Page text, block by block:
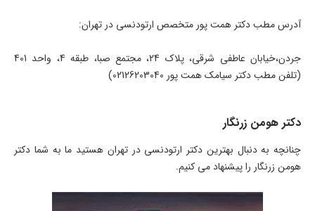
آدرس مطب دکتر همت پور متخصص ارتودنسی در تهران:
جردن،خیابان عاطفی شرقی، پلاک 24، مجتمع صبا، طبقه 4، واحد 401
(تلفن مطب دکتر سیامک همت پور 02126203040)
دکتر هومن زرنگار
چنانچه به دنبال بهترین دکتر ارتودنسی در تهران هستید ما به شما دکتر
هومن زرنگار را پیشنهاد می کنیم.